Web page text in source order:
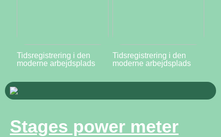
Tidsregistrering i den
moderne arbejdsplads
Tidsregistrering i den
moderne arbejdsplads
Stages power meter